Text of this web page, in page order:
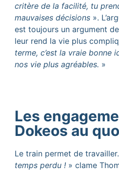
critère de la facilité, tu
mauvaises décisions ».
est toujours un argument
leur rend la vie plus
terme, c’est la vraie bonne
nos vie plus agréables. »
Les
Dokeos au
Le train permet de
temps perdu ! » clame